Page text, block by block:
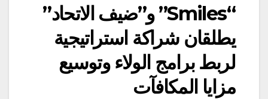
“Smiles” و”ضيف الاتحاد”
يطلقان شراكة استراتيجية
لربط برامج الولاء وتوسيع
مزايا المكافآت